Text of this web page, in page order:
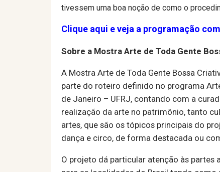
tivessem uma boa noção de como o
Clique aqui e veja a programação
Sobre a Mostra Arte de Toda Gente
A Mostra Arte de Toda Gente Bossa
parte do roteiro definido no programa
de Janeiro – UFRJ, contando com a
realização da arte no patrimônio, tanto
artes, que são os tópicos principais do
dança e circo, de forma destacada ou
O projeto dá particular atenção às partes